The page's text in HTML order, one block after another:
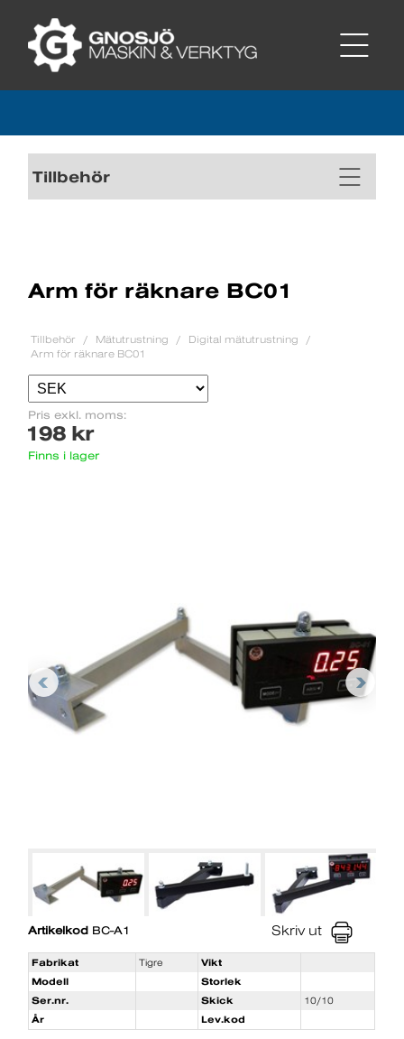
Tillbehör
Arm för räknare BC01
Tillbehör Mätutrustning
Digital mätutrustning
Arm för räknare BC01
Pris exkl. moms:
198 kr
Finns i lager
Artikelkod BC-A1 Skriv ut
Fabrikat Tigre
Vikt
Modell
Storlek
Ser.nr.
Skick
10/10
År
Lev.kod